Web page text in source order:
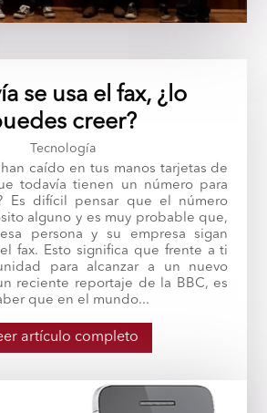
se usa el fax, ¿lo
creer?
Tecnología
han caído en tus manos tarjetas de
todavía tienen un número para
Es difícil pensar que el número
alguno y es muy probable que,
persona y su empresa sigan
fax. Esto significa que frente a ti
para alcanzar a un nuevo
reciente reportaje de la BBC, es
que en el mundo...
artículo completo